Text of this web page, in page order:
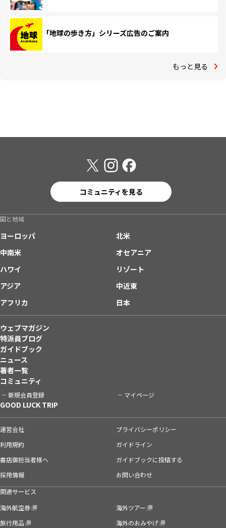
「地球の歩き方」シリーズ広告のご案内
もっと見る
コミュニティを見る
国と地域
ヨーロッパ
北米
中南米
オセアニア
ハワイ
リゾート
アジア
中近東
アフリカ
日本
ウェブマガジン
特派員ブログ
ガイドブック
ニュース
著者一覧
コミュニティ
新規会員登録 マイページ
GOOD LUCK TRIP
運営会社
プライバシーポリシー
利用規約
ガイドライン
書店御担当者様へ
ガイドブックに投稿する
採用情報
お問い合わせ
関連サービス
海外航空券
海外ツアー
旅行用品
海外のおみやげ